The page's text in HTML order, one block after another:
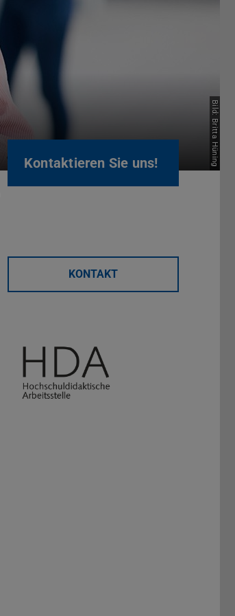
Kontaktieren Sie uns! Bild: Britta Hüning
KONTAKT